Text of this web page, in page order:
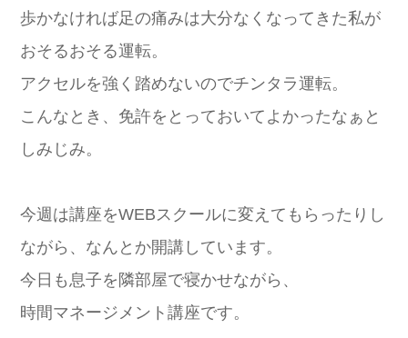
歩かなければ足の痛みは大分なくなってきた私が
おそるおそる運転。
アクセルを強く踏めないのでチンタラ運転。
こんなとき、免許をとっておいてよかったなぁと
しみじみ。
今週は講座をWEBスクールに変えてもらったりし
ながら、なんとか開講しています。
今日も息子を隣部屋で寝かせながら、
時間マネージメント講座です。